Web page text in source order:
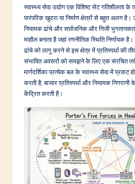
d
a
-
L
स्वास्थ्य सेवा उद्योग एक विशिष्ट सेट गतिशीलता
पारंपरिक खुदरा या निर्माण क्षेत्रों से बहुत अलग
नियामक ढांचे और सार्वजनिक और निजी
माहौल बनाता है जहां रणनीतिक स्थिति निर्णायक
ढांचे को लागू करने से इस क्षेत्र में प्रतिस्पर्धा की
संभावित अवसरों को समझने के लिए एक संरचित
मार्गदर्शिका प्रत्येक बल के स्वास्थ्य सेवा में प्रकट
करती है, बाजार प्रतिस्पर्धा और नियामक निगरानी
केंद्रित करती है।